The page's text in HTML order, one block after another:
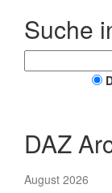
Suche
DAZ
August 2026